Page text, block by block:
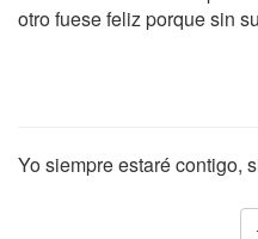
otro fuese feliz porque sin
Yo siempre estaré contigo,